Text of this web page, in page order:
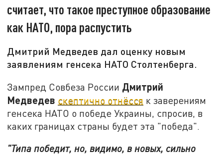
считает, что такое преступное образование
как НАТО, пора распустить
Дмитрий Медведев дал оценку новым
заявлениям генсека НАТО Столтенберга.
Зампред Совбеза России Дмитрий
Медведев скептично отнёсся к заверениям
генсека НАТО о победе Украины, спросив, в
каких границах страны будет эта "победа".
"Типа победит, но, видимо, в новых, сильно